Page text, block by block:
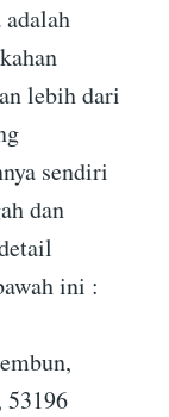
lebih dari
sendiri
dan
ini :
53196